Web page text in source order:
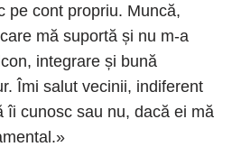
pe cont propriu. Muncă,
mă suportă și nu m-a
integrare și bună
Îmi salut vecinii, indiferent
îi cunosc sau nu, dacă ei mă